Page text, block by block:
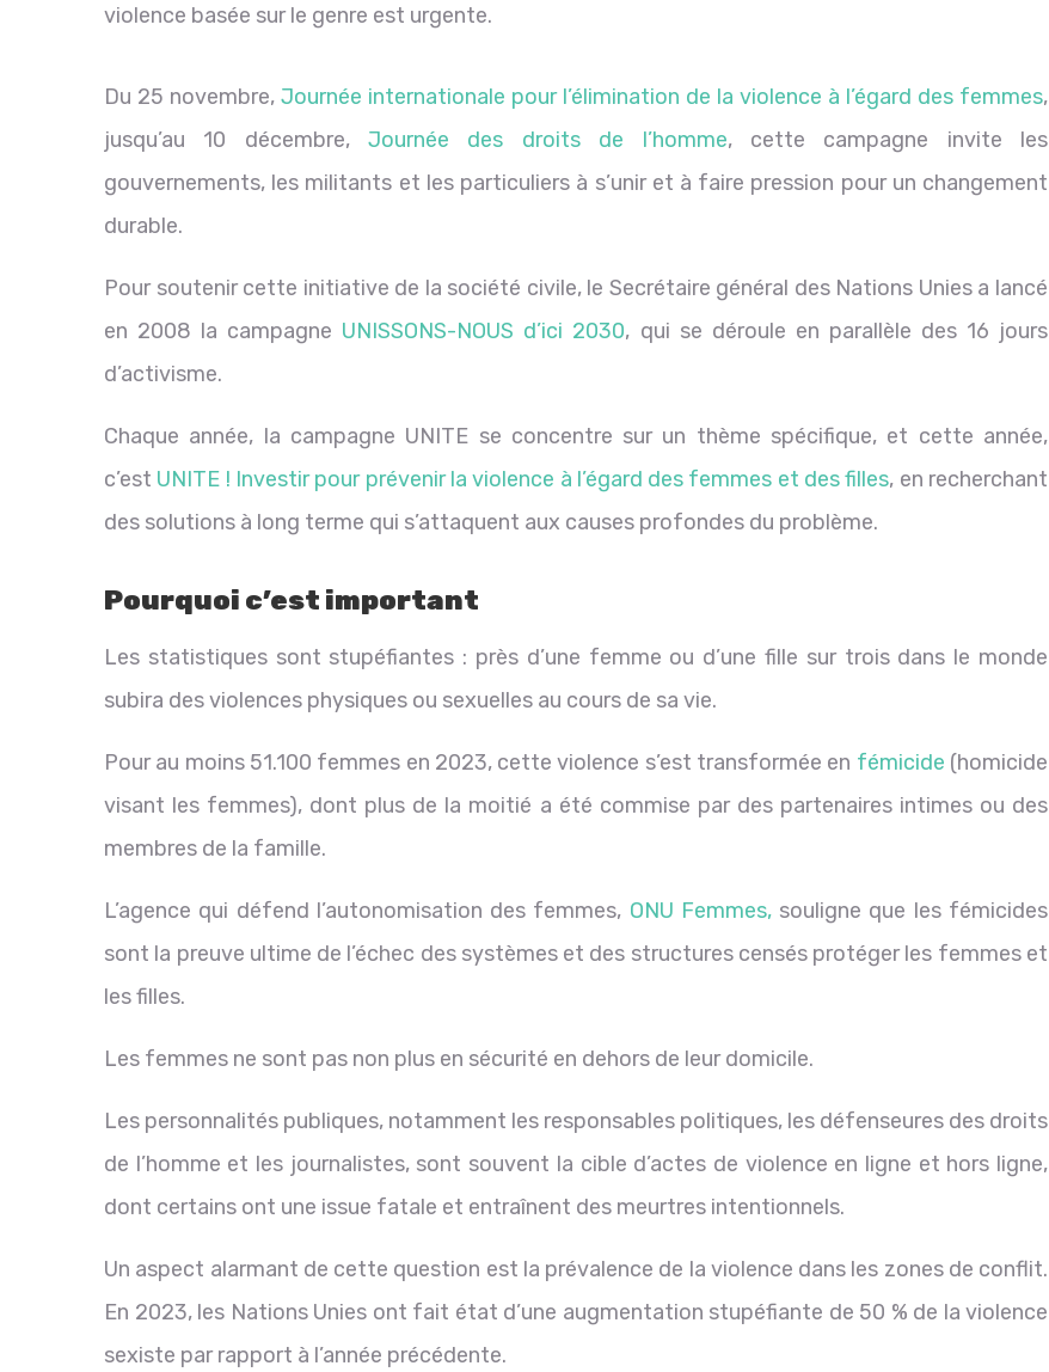
violence basée sur le genre est urgente.
Du 25 novembre, Journée internationale pour l’élimination de la violence à l’égard des femmes,
jusqu’au 10 décembre,Journée des droits de l’homme, cette campagne invite les
gouvernements, les militants et les particuliers à s’unir et à faire pression pour un changement
durable.
Pour soutenir cette initiative de la société civile, le Secrétaire général des Nations Unies a lancé
en 2008 la campagne UNISSONS-NOUS d’ici 2030, qui se déroule en parallèle des 16 jours
d’activisme.
Chaque année, la campagne UNITE se concentre sur un thème spécifique, et cette année,
c’est UNITE ! Investir pour prévenir la violence à l’égard des femmes et des filles, en recherchant
des solutions à long terme qui s’attaquent aux causes profondes du problème.
Pourquoi c’est important
Les statistiques sont stupéfiantes : près d’une femme ou d’une fille sur trois dans le monde
subira des violences physiques ou sexuelles au cours de sa vie.
Pour au moins 51.100 femmes en 2023, cette violence s’est transformée en fémicide (homicide
visant les femmes), dont plus de la moitié a été commise par des partenaires intimes ou des
membres de la famille.
L’agence qui défend l’autonomisation des femmes, ONU Femmes,souligne que les fémicides
sont la preuve ultime de l’échec des systèmes et des structures censés protéger les femmes et
les filles.
Les femmes ne sont pas non plus en sécurité en dehors de leur domicile.
Les personnalités publiques, notamment les responsables politiques, les défenseures des droits
de l’homme et les journalistes, sont souvent la cible d’actes de violence en ligne et hors ligne,
dont certains ont une issue fatale et entraînent des meurtres intentionnels.
Un aspect alarmant de cette question est la prévalence de la violence dans les zones de conflit.
En 2023, les Nations Unies ont fait état d’une augmentation stupéfiante de 50 % de la violence
sexiste par rapport à l’année précédente.